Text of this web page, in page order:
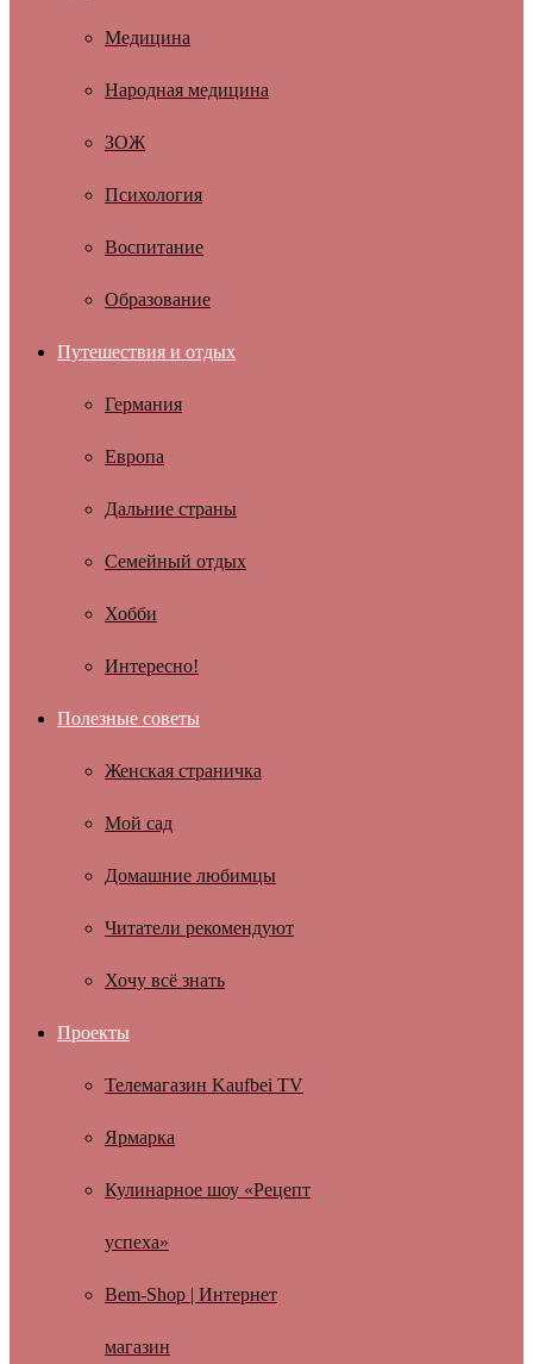
Медицина
Народная медицина
ЗОЖ
Психология
Воспитание
Образование
Путешествия и отдых
Германия
Европа
Дальние страны
Семейный отдых
Хобби
Интересно!
Полезные советы
Женская страничка
Мой сад
Домашние любимцы
Читатели рекомендуют
Хочу всё знать
Проекты
Телемагазин Kaufbei TV
Ярмарка
Кулинарное шоу «Рецепт
успеха»
Bem-Shop | Интернет
магазин